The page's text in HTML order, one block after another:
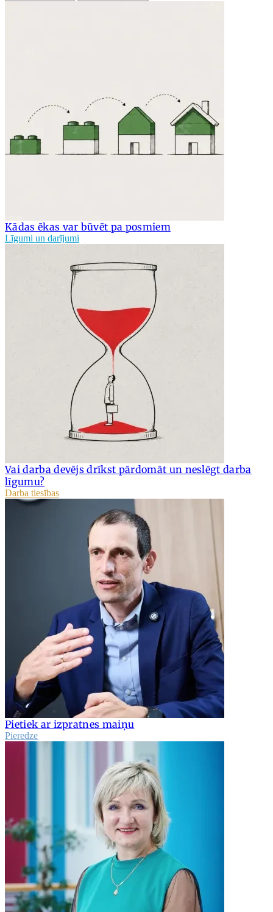
Kādas ēkas var būvēt pa posmiem
Līgumi un darījumi
Vai darba devējs drīkst pārdomāt un neslēgt darba
līgumu?
Darba tiesības
Pietiek ar izpratnes maiņu
Pieredze